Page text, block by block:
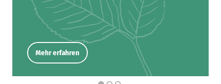
Mehr erfahren